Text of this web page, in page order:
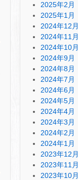
2025年2月
2025年1月
2024年12月
2024年11月
2024年10月
2024年9月
2024年8月
2024年7月
2024年6月
2024年5月
2024年4月
2024年3月
2024年2月
2024年1月
2023年12月
2023年11月
2023年10月